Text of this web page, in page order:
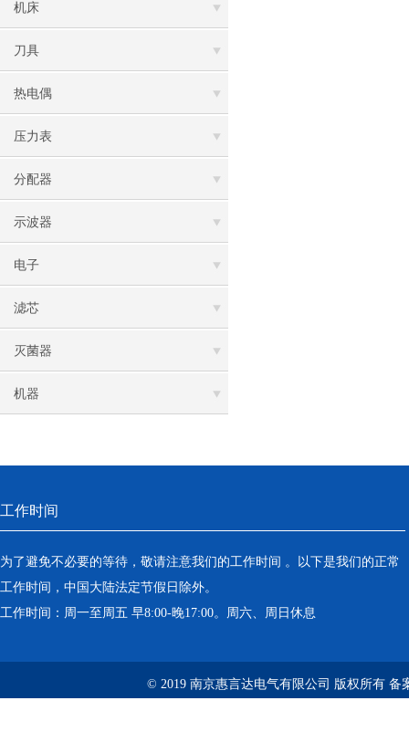
机床
刀具
热电偶
压力表
分配器
示波器
电子
滤芯
灭菌器
机器
工作时间
为了避免不必要的等待，敬请注意我们的工作时间 。以下是我们的正常
工作时间，中国大陆法定节假日除外。
工作时间：周一至周五 早8:00-晚17:00。周六、周日休息
© 2019 南京惠言达电气有限公司 版权所有 备